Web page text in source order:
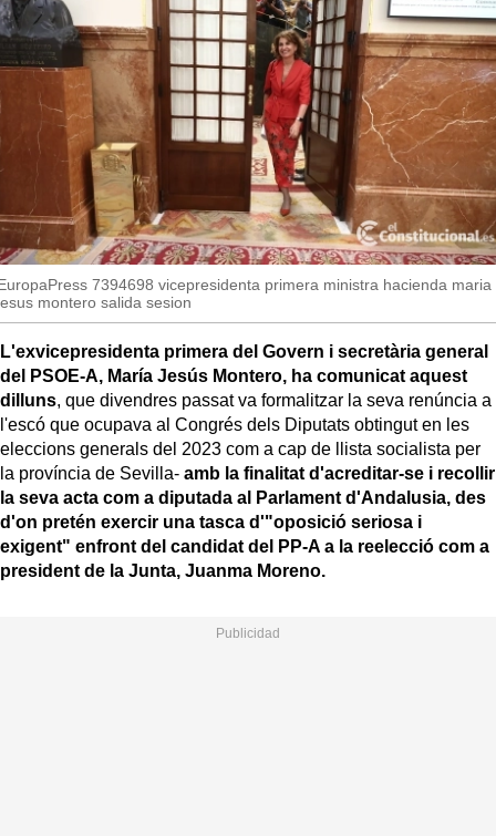
INTERNACIONAL
OPINIÓ
MUNICIPIS
7394698 vicepresidenta primera ministra hacienda maria
montero salida sesion
L'exvicepresidenta primera del Govern i secretària general
del PSOE-A, María Jesús Montero, ha comunicat aquest
dilluns, que divendres passat va formalitzar la seva renúncia a
l'escó que ocupava al Congrés dels Diputats obtingut en les
eleccions generals del 2023 com a cap de llista socialista per
la província de Sevilla- amb la finalitat d'acreditar-se i recollir
la seva acta com a diputada al Parlament d'Andalusia, des
d'on pretén exercir una tasca d'"oposició seriosa i
exigent" enfront del candidat del PP-A a la reelecció com a
president de la Junta, Juanma Moreno.